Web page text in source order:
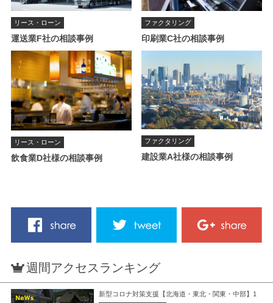
リース・ローン
運送業F社の相談事例
ファクタリング
印刷業C社の相談事例
リース・ローン
飲食業D社様の相談事例
ファクタリング
建設業A社様の相談事例
週間アクセスランキング
新型コロナ対策支援【北海道・東北・関東・中部】1